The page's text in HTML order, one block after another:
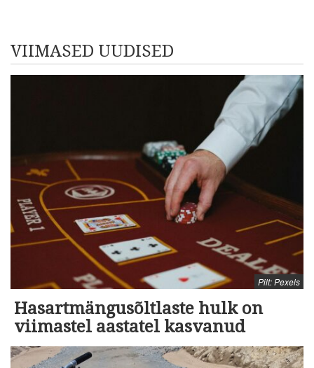
VIIMASED UUDISED
Pilt: Pexels
Hasartmängusõltlaste hulk on
viimastel aastatel kasvanud